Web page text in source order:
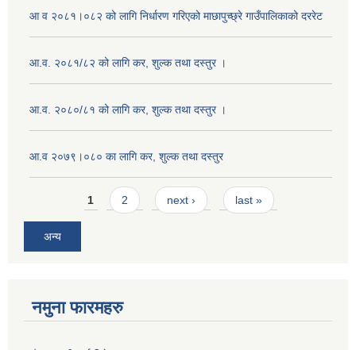
आ व २०८१।०८२ को लागि निर्धारण गरिएको माछापुच्छ्रे गाउँपालिकाको दररेट
आ.व. २०८१/८२ को लागि कर, शुल्क तथा दस्तुर ।
आ.व. २०८०/८१ को लागि कर, शुल्क तथा दस्तुर ।
आ.व २०७९।०८० का लागि कर, शुल्क तथा दस्तुर
Pages1 2 next › last »
अन्य
नमुना फारमहरु